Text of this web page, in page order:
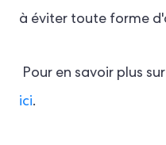
à éviter toute forme
Pour en savoir plus
ici.